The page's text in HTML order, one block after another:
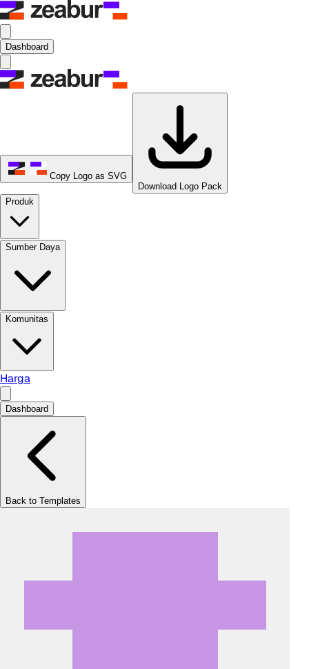
Dashboard
Copy Logo as SVG
Download Logo Pack
Produk
Sumber Daya
Komunitas
Harga
Dashboard
Back to Templates